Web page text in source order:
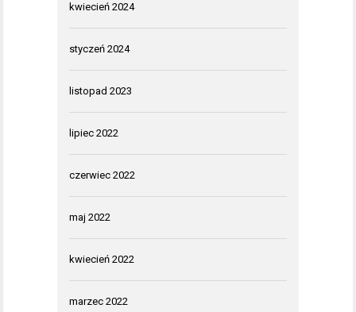
kwiecień 2024
styczeń 2024
listopad 2023
lipiec 2022
czerwiec 2022
maj 2022
kwiecień 2022
marzec 2022